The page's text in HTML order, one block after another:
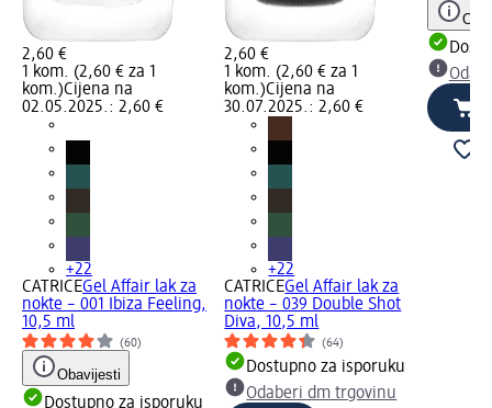
2,60 €
1 kom. (2,60 € za 1
kom.)Cijena na
02.05.2025.: 2,60 €
+22
CATRICEGel Affair lak za
nokte – 001 Ibiza Feeling,
10,5 ml
(60)
Obavijesti
Dostupno za isporuku
2,60 €
1 kom. (2,60 € za 1
kom.)Cijena na
30.07.2025.: 2,60 €
+22
CATRICEGel Affair lak za
nokte – 039 Double Shot
Diva, 10,5 ml
(64)
Dostupno za isporuku
Odaberi dm trgovinu